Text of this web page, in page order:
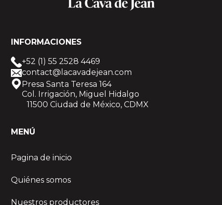
INFORMACIONES
+52 (1) 55 2528 4469
contact@lacavadejean.com
Presa Santa Teresa 164
Col. Irrigación, Miguel Hidalgo
11500 Ciudad de México, CDMX
MENÚ
Pagina de inicio
Quiénes somos
Nuestros productores